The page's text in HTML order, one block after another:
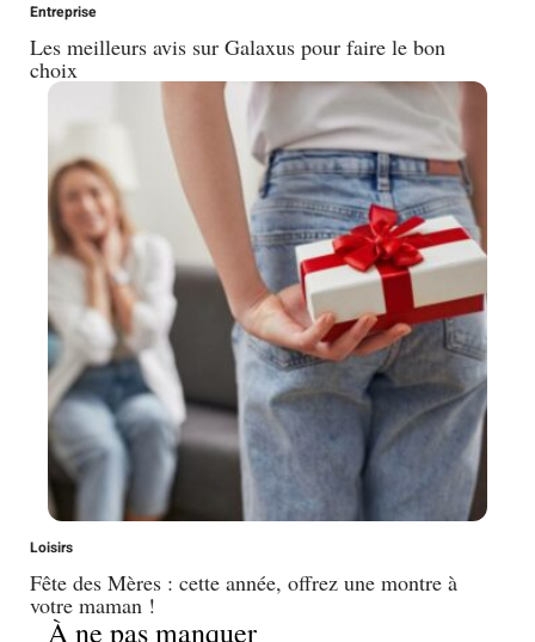
Entreprise
Les meilleurs avis sur Galaxus pour faire le bon
choix
Loisirs
Fête des Mères : cette année, offrez une montre à
votre maman !
À ne pas manquer